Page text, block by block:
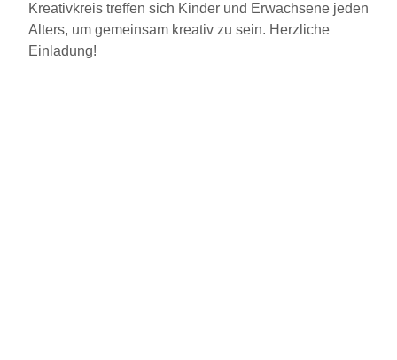
Kreativkreis treffen sich Kinder und Erwachsene jeden
Alters, um gemeinsam kreativ zu sein. Herzliche
Einladung!